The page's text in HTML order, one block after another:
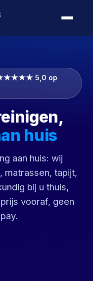
★★★★★ 5,0 op
huis
aan huis: wij
matrassen, tapijt,
bij u thuis,
vooraf, geen